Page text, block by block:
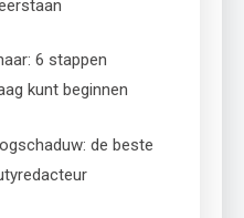
6 stappen
kunt beginnen
de beste